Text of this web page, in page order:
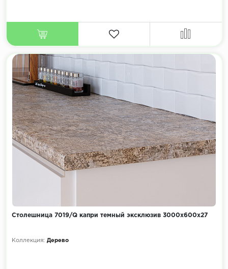
Столешница 7019/Q капри темный эксклюзив 3000х600х27
Коллекция: Дерево